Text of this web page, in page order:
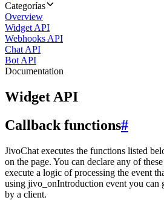
Categorías
Overview
Widget API
Webhooks API
Chat API
Bot API
Documentation
Widget API
Callback functions#
JivoChat executes the functions listed
on the page. You can declare any of
execute a logic of processing the event
using jivo_onIntroduction event you can
by a client.